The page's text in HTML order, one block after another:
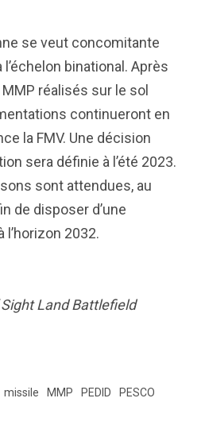
se veut concomitante
binational. Après
réalisés sur le sol
continueront en
la FMV. Une décision
sera définie à l’été 2023.
sont attendues, au
de disposer d’une
2032.
Land Battlefield
missile MMP PEDID PESCO